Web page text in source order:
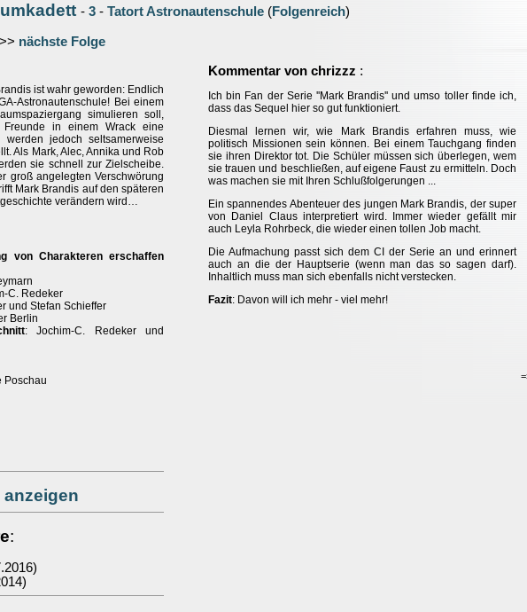
- 3 - Tatort Astronautenschule (Folgenreich)
nächste Folge
ist wahr geworden: Endlich
Astronautenschule! Bei einem
simulieren soll,
in einem Wrack eine
werden jedoch seltsamerweise
Als Mark, Alec, Annika und Rob
sie schnell zur Zielscheibe.
groß angelegten Verschwörung
Mark Brandis auf den späteren
verändern wird…
von Charakteren erschaffen
C. Redeker
und Stefan Schieffer
Berlin
: Jochim-C. Redeker und
Poschau
:
Kommentar von chrizzz :
Ich bin Fan der Serie ''Mark Brandis'' und umso toller finde ich,
dass das Sequel hier so gut funktioniert.
Diesmal lernen wir, wie Mark Brandis erfahren muss, wie
politisch Missionen sein können. Bei einem Tauchgang finden
sie ihren Direktor tot. Die Schüler müssen sich überlegen, wem
sie trauen und beschließen, auf eigene Faust zu ermitteln. Doch
was machen sie mit Ihren Schlußfolgerungen ...
Ein spannendes Abenteuer des jungen Mark Brandis, der super
von Daniel Claus interpretiert wird. Immer wieder gefällt mir
auch Leyla Rohrbeck, die wieder einen tollen Job macht.
Die Aufmachung passt sich dem CI der Serie an und erinnert
auch an die der Hauptserie (wenn man das so sagen darf).
Inhaltlich muss man sich ebenfalls nicht verstecken.
Fazit: Davon will ich mehr - viel mehr!